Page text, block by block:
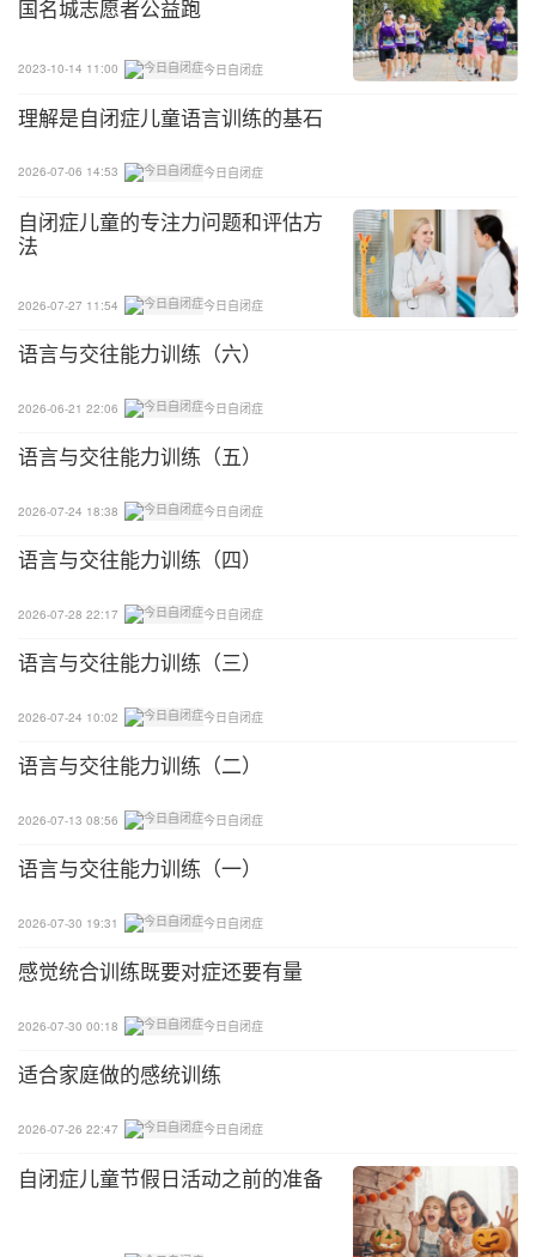
力提高社会功能，在正常的能力范围内发展优势技能
和职业特长，和“天赋才能”有本质的区别。
家长和老师在日常生活和教学活动中，要细心观察并
以尝试从身体、感觉、计算、空间、创造力等各方面
开发他们的潜能，帮助孩子找到可以长期发展的优势
能力。无论是特殊儿童还是普通孩子，某一方面或几
方面的能力如果能得到持续性地锻炼，都有可能有所
收获。
每个自闭症孩子都是独一无二的，任何训练都要以他
们的能力和自身特点为基础，围绕着社会交往、情绪
的发掘，并适时提供引导，促进能力的转化，帮助他
们找到未来的职业发展方向，为将来的融合做准备。
国名城志愿者公益跑
2023-10-14 11:00 今日自闭症
理解是自闭症儿童语言训练的基石
2026-07-06 14:53 今日自闭症
自闭症儿童的专注力问题和评估方
法
2026-07-27 11:54 今日自闭症
语言与交往能力训练（六）
2026-06-21 22:06 今日自闭症
语言与交往能力训练（五）
2026-07-24 18:38 今日自闭症
语言与交往能力训练（四）
2026-07-28 22:17 今日自闭症
语言与交往能力训练（三）
2026-07-24 10:02 今日自闭症
语言与交往能力训练（二）
2026-07-13 08:56 今日自闭症
语言与交往能力训练（一）
2026-07-30 19:31 今日自闭症
感觉统合训练既要对症还要有量
2026-07-30 00:18 今日自闭症
适合家庭做的感统训练
2026-07-26 22:47 今日自闭症
自闭症儿童节假日活动之前的准备